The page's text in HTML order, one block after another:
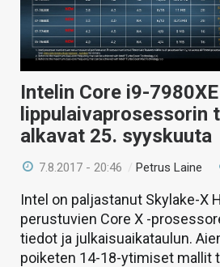
Intelin Core i9-
lippulaivaprosessorin
alkavat 25. syyskuuta
7.8.2017 - 20:46 /Petrus Laine
Intel on paljastanut Skylake-X
perustuvien Core X -
tiedot ja julkaisuaikataulun.
poiketen 14-18-ytimiset mallit